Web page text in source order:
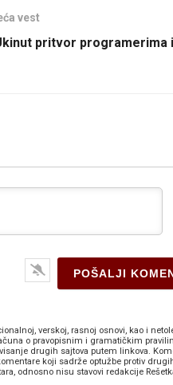
vest
pritvor programerima
verskoj, rasnoj osnovi, kao i
o pravopisnim i gramatičkim
drugih sajtova putem linkova.
koji sadrže optužbe protiv drugih
odnosno nisu stavovi redakcije